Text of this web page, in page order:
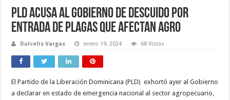
PLD acusa al gobierno de descuido por
entrada de plagas que afectan agro
Dulcelis Vargas enero 19, 2024 68 Vistas
El Partido de la Liberación Dominicana (PLD) exhortó ayer al Gobierno
a declarar en estado de emergencia nacional al sector agropecuario,